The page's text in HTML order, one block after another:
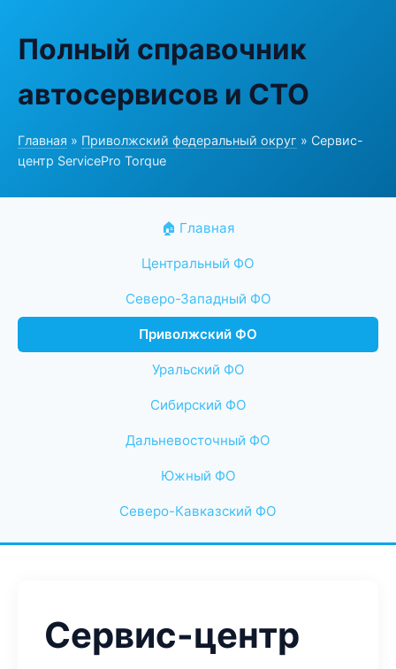
Полный справочник
автосервисов и СТО
Главная » Приволжский федеральный округ » Сервис-
центр ServicePro Torque
🏠 Главная
Центральный ФО
Северо-Западный ФО
Приволжский ФО
Уральский ФО
Сибирский ФО
Дальневосточный ФО
Южный ФО
Северо-Кавказский ФО
Сервис-центр